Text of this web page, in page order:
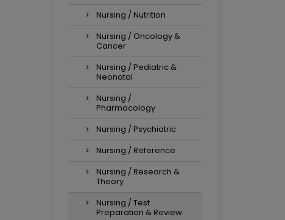
Nursing / Nutrition
Nursing / Oncology &
Cancer
Nursing / Pediatric &
Neonatal
Nursing /
Pharmacology
Nursing / Psychiatric
Nursing / Reference
Nursing / Research &
Theory
Nursing / Test
Preparation & Review